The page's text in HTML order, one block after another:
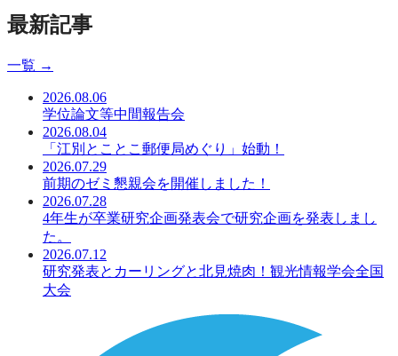
最新記事
一覧 →
2026.08.06
学位論文等中間報告会
2026.08.04
「江別とことこ郵便局めぐり」始動！
2026.07.29
前期のゼミ懇親会を開催しました！
2026.07.28
4年生が卒業研究企画発表会で研究企画を発表しまし
た。
2026.07.12
研究発表とカーリングと北見焼肉！観光情報学会全国
大会